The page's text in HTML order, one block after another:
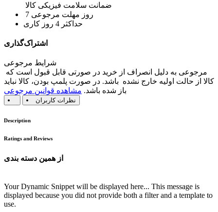
ضمانت سلامت فیزیکی کالا
7 روز مهلت مرجوعی
حداکثر 4 روز کاری
اشتراک‌گذاری
شرایط مرجوعی
کالا از حالت اولیه خارج نشده باشد. در صورت پلمپ بودن، کالا نباید
باز شده باشد. مشاهده قوانین مرجوعی
نظرات کاربران
Description
Ratings and Reviews
از همین دسته بندی
Your Dynamic Snippet will be displayed here... This message is
displayed because you did not provide both a filter and a template to
use.